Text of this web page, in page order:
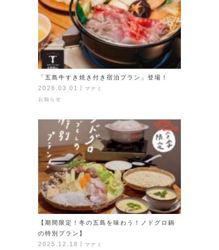
「五島牛すき焼き付き宿泊プラン」登場！
2026.03.01
マナミ
お知らせ
【期間限定！冬の五島を味わう！ノドグロ鍋
の特別プラン】
2025.12.18
マナミ